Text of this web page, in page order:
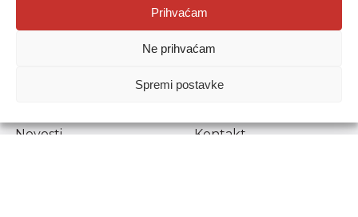
Prihvaćam
Ne prihvaćam
Spremi postavke
Agencija za odgoj i obrazovanje
Donje Svetice 38, 10000 Zagreb
1778129
Prenošenje sadržaja dopušteno je uz navođenje izvora.
Novosti
Kontakt